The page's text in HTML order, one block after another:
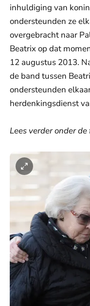
inhuldiging van
ondersteunden ze
overgebracht naar
Beatrix op dat
12 augustus 2013.
de band tussen
ondersteunden
herdenkingsdienst
Lees verder onder de